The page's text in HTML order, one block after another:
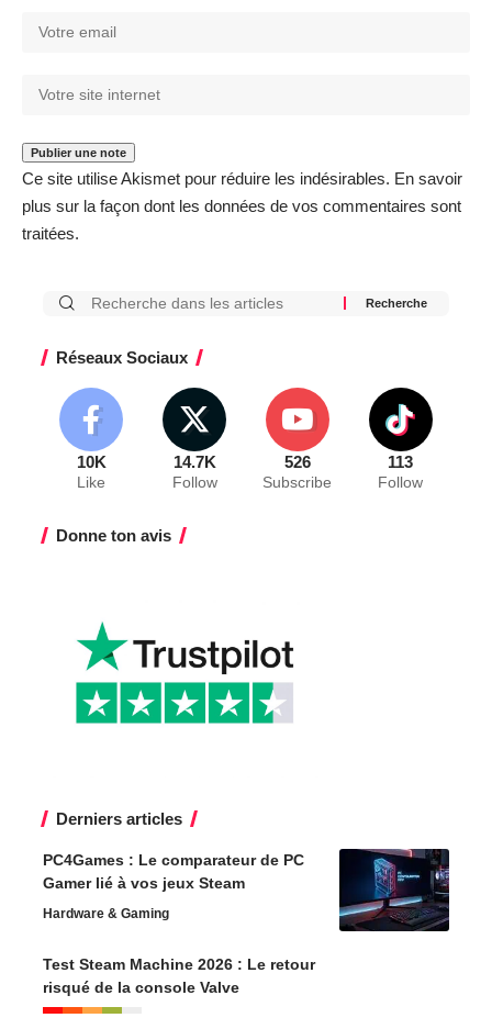
Ce site utilise Akismet pour réduire les indésirables. En savoir
plus sur la façon dont les données de vos commentaires sont
traitées.
Réseaux Sociaux
10K
Like
14.7K
Follow
526
Subscribe
113
Follow
Donne ton avis
Derniers articles
PC4Games : Le comparateur de PC
Gamer lié à vos jeux Steam
Hardware & Gaming
Test Steam Machine 2026 : Le retour
risqué de la console Valve